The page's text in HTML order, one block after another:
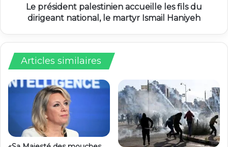
Le président palestinien accueille les fils du
dirigeant national, le martyr Ismail Haniyeh
Articles similaires